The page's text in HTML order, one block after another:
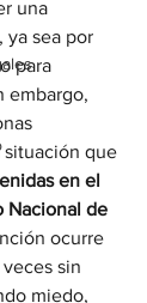
una
ya sea por
para
embargo,
situación que
en el
Nacional de
ocurre
sin
miedo,